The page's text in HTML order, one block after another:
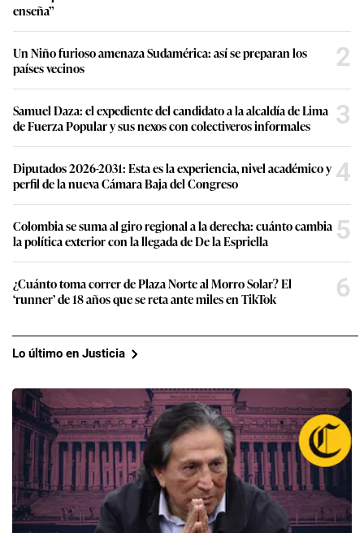
enseña”
Un Niño furioso amenaza Sudamérica: así se preparan los
países vecinos
2
Samuel Daza: el expediente del candidato a la alcaldía de Lima
de Fuerza Popular y sus nexos con colectiveros informales
3
Diputados 2026-2031: Esta es la experiencia, nivel académico y
perfil de la nueva Cámara Baja del Congreso
4
Colombia se suma al giro regional a la derecha: cuánto cambia
la política exterior con la llegada de De la Espriella
5
¿Cuánto toma correr de Plaza Norte al Morro Solar? El
‘runner’ de 18 años que se reta ante miles en TikTok
6
Lo último en Justicia